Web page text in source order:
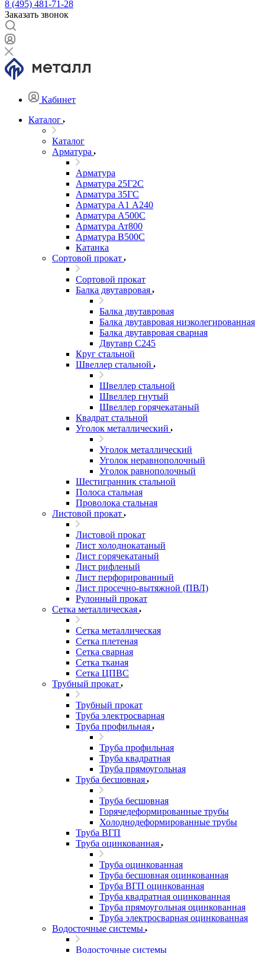
8 (495) 481-71-28
Заказать звонок
Кабинет
Каталог
Каталог
Арматура
Арматура
Арматура 25Г2С
Арматура 35ГС
Арматура А1 А240
Арматура А500С
Арматура Ат800
Арматура В500С
Катанка
Сортовой прокат
Сортовой прокат
Балка двутавровая
Балка двутавровая
Балка двутавровая низколегированная
Балка двутавровая сварная
Двутавр С245
Круг стальной
Швеллер стальной
Швеллер стальной
Швеллер гнутый
Швеллер горячекатаный
Квадрат стальной
Уголок металлический
Уголок металлический
Уголок неравнополочный
Уголок равнополочный
Шестигранник стальной
Полоса стальная
Проволока стальная
Листовой прокат
Листовой прокат
Лист холоднокатаный
Лист горячекатаный
Лист рифленый
Лист перфорированный
Лист просечно-вытяжной (ПВЛ)
Рулонный прокат
Сетка металлическая
Сетка металлическая
Сетка плетеная
Сетка сварная
Сетка тканая
Сетка ЦПВС
Трубный прокат
Трубный прокат
Труба электросварная
Труба профильная
Труба профильная
Труба квадратная
Труба прямоугольная
Труба бесшовная
Труба бесшовная
Горячедеформированные трубы
Холоднодеформированные трубы
Труба ВГП
Труба оцинкованная
Труба оцинкованная
Труба бесшовная оцинкованная
Труба ВГП оцинкованная
Труба квадратная оцинкованная
Труба прямоугольная оцинкованная
Труба электросварная оцинкованная
Водосточные системы
Водосточные системы